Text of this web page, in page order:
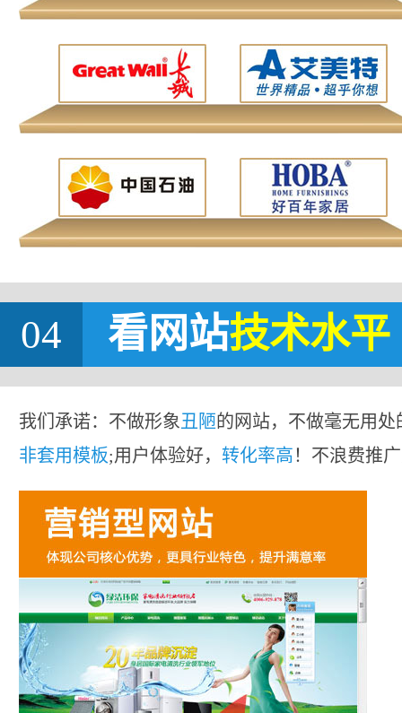
04 看网站技术水平
我们承诺：不做形象丑陋的网站，不做毫无用处
非套用模板;用户体验好， 转化率高！不浪费推